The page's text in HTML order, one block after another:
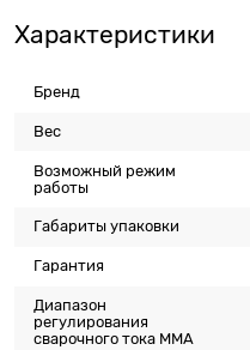
Характеристики
Бренд
Вес
Возможный режим
работы
Габариты упаковки
Гарантия
Диапазон
регулирования
сварочного тока MMA